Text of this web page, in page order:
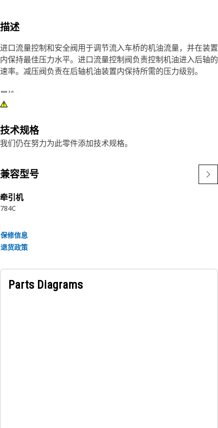
描述
进口流量控制和安全阀用于调节流入车桥的机油流量，并在装置
内保持最佳压力水平。进口流量控制阀负责控制机油进入后轴的
速率。减压阀负责在后轴机油装置内保持所需的压力级别。
属性：
• 按照精确的技术规格制造，专为耐用性和可靠性而打造
应用：
技术规格
我们仍在努力为此零件添加技术规格。
兼容型号
牵引机
784C
保修信息
退货政策
Parts Diagrams